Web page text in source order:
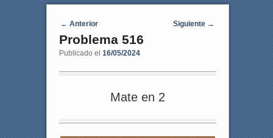
Navegaci�n de entradas
← Anterior Siguiente →
Problema 516
Publicado el 16/05/2024
Mate en 2